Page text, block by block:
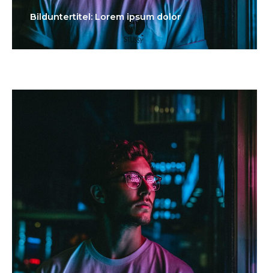
Bilduntertitel: Lorem ipsum dolor